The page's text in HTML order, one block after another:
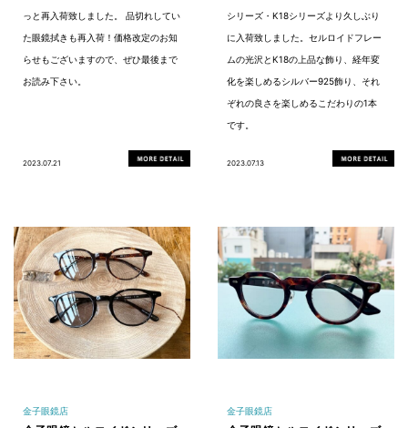
っと再入荷致しました。 品切れしてい
た眼鏡拭きも再入荷！価格改定のお知
らせもございますので、ぜひ最後まで
お読み下さい。
2023.07.21
シリーズ・K18シリーズより久しぶり
に入荷致しました。セルロイドフレー
ムの光沢とK18の上品な飾り、経年変
化を楽しめるシルバー925飾り、それ
ぞれの良さを楽しめるこだわりの1本
です。
2023.07.13
金子眼鏡店 金子眼鏡店